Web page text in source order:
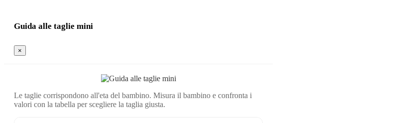
Guida alle taglie mini
×
Le taglie corrispondono all'eta del bambino. Misura il bambino e confronta i
valori con la tabella per scegliere la taglia giusta.